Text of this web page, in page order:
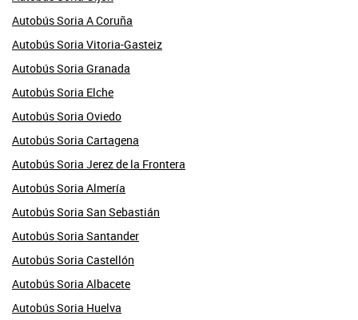
Autobús Soria A Coruña
Autobús Soria Vitoria-Gasteiz
Autobús Soria Granada
Autobús Soria Elche
Autobús Soria Oviedo
Autobús Soria Cartagena
Autobús Soria Jerez de la Frontera
Autobús Soria Almería
Autobús Soria San Sebastián
Autobús Soria Santander
Autobús Soria Castellón
Autobús Soria Albacete
Autobús Soria Huelva